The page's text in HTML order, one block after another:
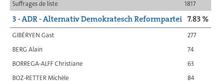
Suffrages de liste
1817
3 - ADR - Alternativ Demokratesch Reformpartei 7.83 %
GIBÉRYEN Gast
277
BERG Alain
74
BORREGA-ALFF Christiane
63
BOZ-RETTER Michèle
84